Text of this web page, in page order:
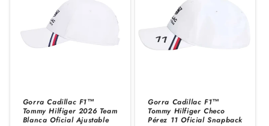
Gorra Cadillac F1™
Tommy Hilfiger 2026 Team
Blanca Oficial Ajustable
Gorra Cadillac F1™
Tommy Hilfiger Checo
Pérez 11 Oficial Snapback